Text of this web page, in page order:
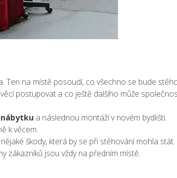
Ten na místě posoudí, co všechno se bude
postupovat a co ještě dalšího může
a následnou montáží v novém bydlišti.
k věcem.
škody, která by se při stěhování mohla stát.
zákazníků jsou vždy na předním místě.